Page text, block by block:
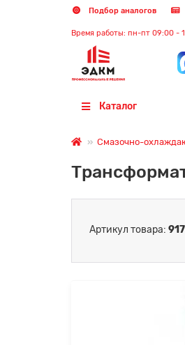
Подбор аналогов
Время работы: пн-пт 09:00 -
Каталог
Смазочно-
Артикул товара: